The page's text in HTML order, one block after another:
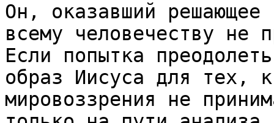
Он, оказавший решающее
всему человечеству не
Если попытка
образ Иисуса для тех,
мировоззрения не